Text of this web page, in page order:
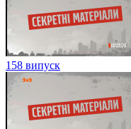
158 випуск